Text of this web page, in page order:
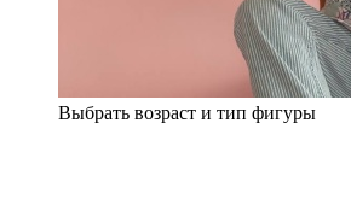
Выбрать возраст и тип фигуры